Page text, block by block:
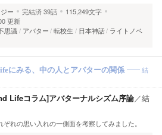
ー 完結済39話
115,249文字
更新
思議 アバター 転校生 日本神話 ライトノベ
にみる、中の人とアバターの関係
結
Lifeコラム]アバターナルシズム序論／結
れの思い入れの一側面を考察してみました。